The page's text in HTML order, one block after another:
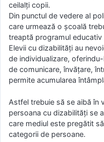
ceilalţi copii.
Din punctul de vedere al
care urmează o şcoală
treaptă programul
Elevii cu dizabilităţi au
de individualizare,
de comunicare, învăţare,
permite acumularea
Astfel trebuie să se aibă în
persoana cu dizabilităţi se
care mediul este pregătit
categorii de persoane.